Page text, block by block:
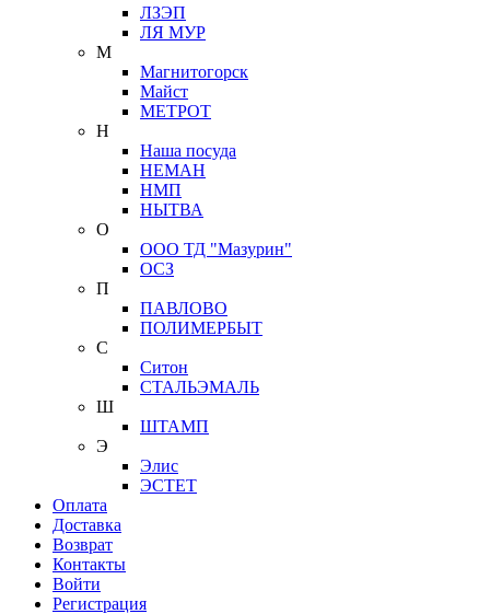
ЛЗЭП
ЛЯ МУР
М
Магнитогорск
Майст
МЕТРОТ
Н
Наша посуда
НЕМАН
НМП
НЫТВА
О
ООО ТД "Мазурин"
ОСЗ
П
ПАВЛОВО
ПОЛИМЕРБЫТ
С
Ситон
СТАЛЬЭМАЛЬ
Ш
ШТАМП
Э
Элис
ЭСТЕТ
Оплата
Доставка
Возврат
Контакты
Войти
Регистрация